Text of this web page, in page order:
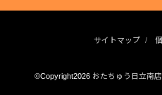
サイトマップ
©Copyright2026 おたちゅう日立南